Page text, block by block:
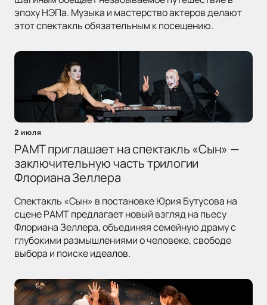
эпоху НЭПа. Музыка и мастерство актеров делают
этот спектакль обязательным к посещению.
2 июля
РАМТ приглашает на спектакль «Сын» —
заключительную часть трилогии
Флориана Зеллера
Спектакль «Сын» в постановке Юрия Бутусова на
сцене РАМТ предлагает новый взгляд на пьесу
Флориана Зеллера, объединяя семейную драму с
глубокими размышлениями о человеке, свободе
выбора и поиске идеалов.